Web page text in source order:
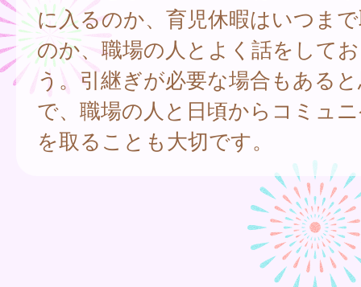
に入るのか、育児休暇はいつま
のか、職場の人とよく話をして
う。引継ぎが必要な場合もある
で、職場の人と日頃からコミュ
を取ることも大切です。